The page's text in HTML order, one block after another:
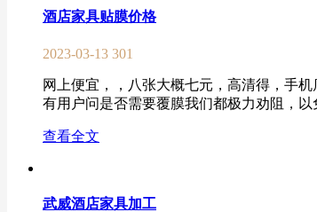
酒店家具贴膜价格
2023-03-13 301
网上便宜，，八张大概七元，高清得，手
有用户问是否需要覆膜我们都极力劝阻，
查看全文
武威酒店家具加工